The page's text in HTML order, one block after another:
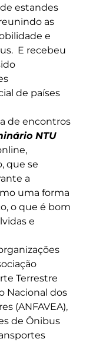
estandes
as
e
E recebeu
de países
de encontros
NTU
que se
a
uma forma
o que é bom
e
Terrestre
Nacional dos
(ANFAVEA),
de Ônibus